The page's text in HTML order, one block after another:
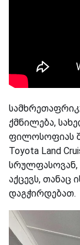
ქმნილება,
ფილოსოფიას
Toyota Land
სრულფასოვან,
აქცევს, თანაც
დაგჭირდებათ.